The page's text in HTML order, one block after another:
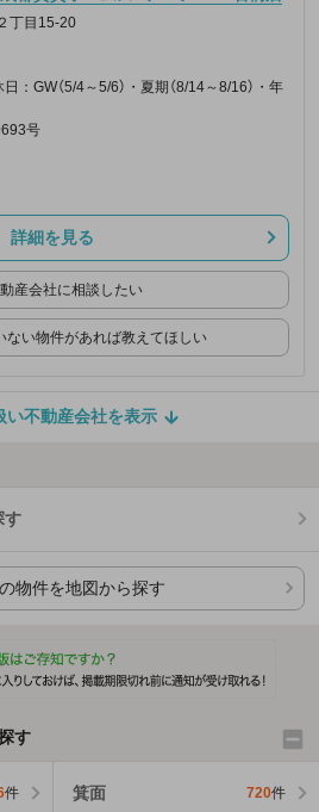
丁目15-20
：GW（5/4～5/6）・夏期（8/14～8/16）・年
号
詳細を見る
産会社に相談したい
ない物件があれば教えてほしい
い不動産会社を表示
す
物件を地図から探す
す
件 箕面 720件